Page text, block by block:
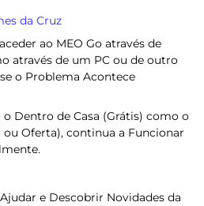
da Cruz
ao MEO Go através de
através de um PC ou de outro
o Problema Acontece
Dentro de Casa (Grátis) como o
ou Oferta), continua a Funcionar
e Descobrir Novidades da